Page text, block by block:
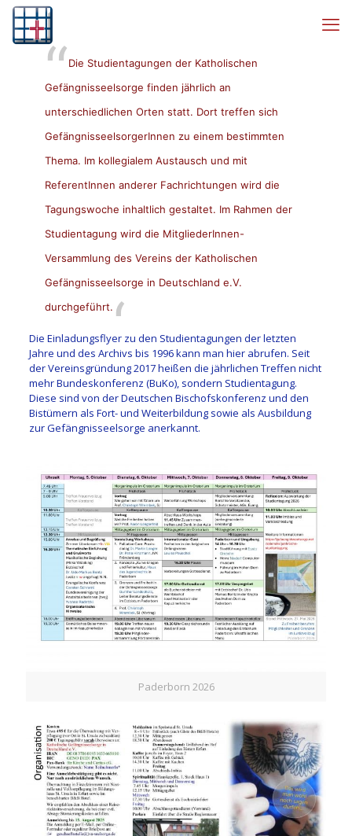
Die Studientagungen der Katholischen
Gefängnisseelsorge finden jährlich an
unterschiedlichen Orten statt. Dort treffen sich
GefängnisseelsorgerInnen zu einem bestimmten
Thema. Im kollegialem Austausch und mit
ReferentInnen anderer Fachrichtungen wird die
Tagungswoche inhaltlich gestaltet. Im Rahmen der
Studientagung wird die MitgliederInnen-
Versammlung des Vereins der Katholischen
Gefängnisseelsorge in Deutschland e.V.
durchgeführt.
Die Einladungsflyer zu den Studientagungen der letzten
Jahre und des Archivs bis 1996 kann man hier abrufen. Seit
der Vereinsgründung 2017 heißen die jährlichen Treffen nicht
mehr Bundeskonferenz (BuKo), sondern Studientagung.
Diese sind von der Deutschen Bischofskonferenz und den
Bistümern als Fort- und Weiterbildung sowie als Ausbildung
zur Gefängnisseelsorge anerkannt.
Paderborn 2026